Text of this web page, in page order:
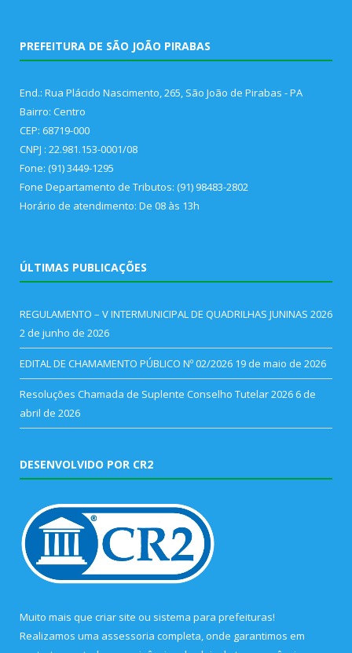
PREFEITURA DE SÃO JOÃO PIRABAS
End.: Rua Plácido Nascimento, 265, São João de Pirabas - PA
Bairro: Centro
CEP: 68719-000
CNPJ : 22.981.153-0001/08
Fone: (91) 3449-1295
Fone Departamento de Tributos: (91) 98483-2802
Horário de atendimento: De 08 às 13h
ÚLTIMAS PUBLICAÇÕES
REGULAMENTO – V INTERMUNICIPAL DE QUADRILHAS JUNINAS 2026
2 de junho de 2026
EDITAL DE CHAMAMENTO PÚBLICO Nº 02/2026 19 de maio de 2026
Resoluções Chamada de Suplente Conselho Tutelar 2026 6 de
abril de 2026
DESENVOLVIDO POR CR2
Muito mais que criar site ou sistema para prefeituras!
Realizamos uma assessoria completa, onde garantimos em